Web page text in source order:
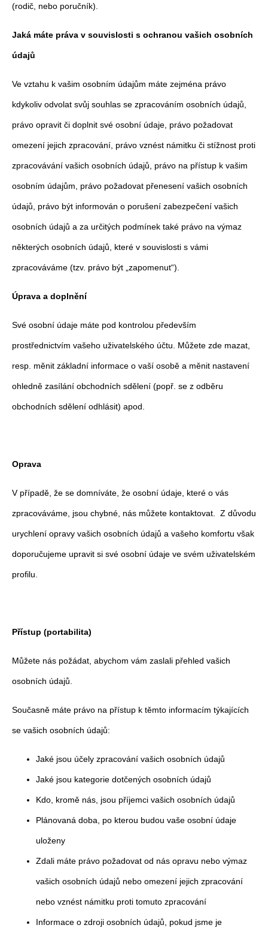
(rodič, nebo poručník).
Jaká máte práva v souvislosti s ochranou vašich osobních
údajů
Ve vztahu k vašim osobním údajům máte zejména právo
kdykoliv odvolat svůj souhlas se zpracováním osobních údajů,
právo opravit či doplnit své osobní údaje, právo požadovat
omezení jejich zpracování, právo vznést námitku či stížnost proti
zpracovávání vašich osobních údajů, právo na přístup k vašim
osobním údajům, právo požadovat přenesení vašich osobních
údajů, právo být informován o porušení zabezpečení vašich
osobních údajů a za určitých podmínek také právo na výmaz
některých osobních údajů, které v souvislosti s vámi
zpracováváme (tzv. právo být „zapomenut“).
Úprava a doplnění
Své osobní údaje máte pod kontrolou především
prostřednictvím vašeho uživatelského účtu. Můžete zde mazat,
resp. měnit základní informace o vaší osobě a měnit nastavení
ohledně zasílání obchodních sdělení (popř. se z odběru
obchodních sdělení odhlásit) apod.
Oprava
V případě, že se domníváte, že osobní údaje, které o vás
zpracováváme, jsou chybné, nás můžete kontaktovat. Z důvodu
urychlení opravy vašich osobních údajů a vašeho komfortu však
doporučujeme upravit si své osobní údaje ve svém uživatelském
profilu.
Přístup (portabilita)
Můžete nás požádat, abychom vám zaslali přehled vašich
osobních údajů.
Současně máte právo na přístup k těmto informacím týkajících
se vašich osobních údajů:
Jaké jsou účely zpracování vašich osobních údajů
Jaké jsou kategorie dotčených osobních údajů
Kdo, kromě nás, jsou příjemci vašich osobních údajů
Plánovaná doba, po kterou budou vaše osobní údaje
uloženy
Zdali máte právo požadovat od nás opravu nebo výmaz
vašich osobních údajů nebo omezení jejich zpracování
nebo vznést námitku proti tomuto zpracování
Informace o zdroji osobních údajů, pokud jsme je